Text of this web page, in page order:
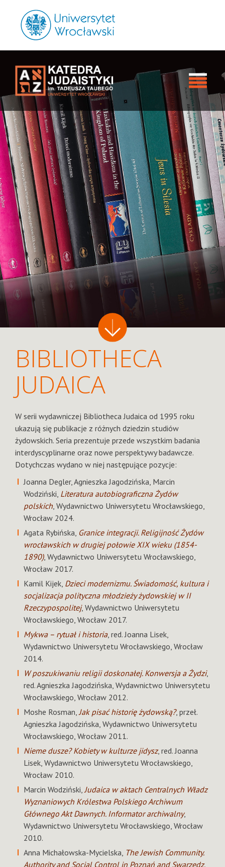
BIBLIOTHECA
JUDAICA
W serii wydawniczej Bibliotheca Judaica od 1995 roku
ukazują się publikacje z różnych dziedzin studiów
żydowskich. Seria prezentuje przede wszystkim badania
interdyscyplinarne oraz nowe perspektywy badawcze.
Dotychczas wydano w niej następujące pozycje:
Joanna Degler, Agnieszka Jagodzińska, Marcin
Wodziński, Literatura autobiograficzna Żydów
polskich, Wydawnictwo Uniwersytetu Wrocławskiego,
Wrocław 2024.
Agata Rybińska, Granice integracji. Religijność Żydów
wrocławskich w drugiej połowie XIX wieku (1854-
1890), Wydawnictwo Uniwersytetu Wrocławskiego,
Wrocław 2017.
Kamil Kijek, Dzieci modernizmu. Świadomość, kultura i
socjalizacja polityczna młodzieży żydowskiej w II
Rzeczypospolitej, Wydawnictwo Uniwersytetu
Wrocławskiego, Wrocław 2017.
Mykwa – rytuał i historia, red. Joanna Lisek,
Wydawnictwo Uniwersytetu Wrocławskiego, Wrocław
2014.
W poszukiwaniu religii doskonałej. Konwersja a Żydzi,
red. Agnieszka Jagodzińska, Wydawnictwo Uniwersytetu
Wrocławskiego, Wrocław 2012.
Moshe Rosman,Jak pisać historię żydowską?, przeł.
Agnieszka Jagodzińska, Wydawnictwo Uniwersytetu
Wrocławskiego, Wrocław 2011.
Nieme dusze? Kobiety w kulturze jidysz, red. Joanna
Lisek, Wydawnictwo Uniwersytetu Wrocławskiego,
Wrocław 2010.
Marcin Wodziński,Judaica w aktach Centralnych Władz
Wyznaniowych Królestwa Polskiego Archiwum
Głównego Akt Dawnych. Informator archiwalny,
Wydawnictwo Uniwersytetu Wrocławskiego, Wrocław
2010.
Anna Michałowska-Mycielska, The Jewish Community.
Authority and Social Control in Poznań and Swarzędz,